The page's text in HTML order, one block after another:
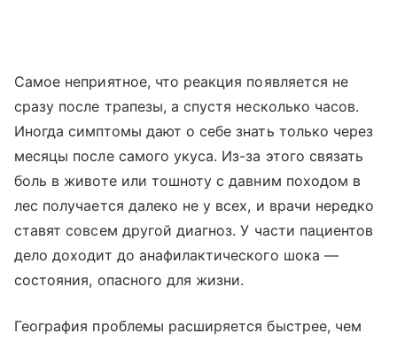
Самое неприятное, что реакция появляется не
сразу после трапезы, а спустя несколько часов.
Иногда симптомы дают о себе знать только через
месяцы после самого укуса. Из-за этого связать
боль в животе или тошноту с давним походом в
лес получается далеко не у всех, и врачи нередко
ставят совсем другой диагноз. У части пациентов
дело доходит до анафилактического шока —
состояния, опасного для жизни.
География проблемы расширяется быстрее, чем